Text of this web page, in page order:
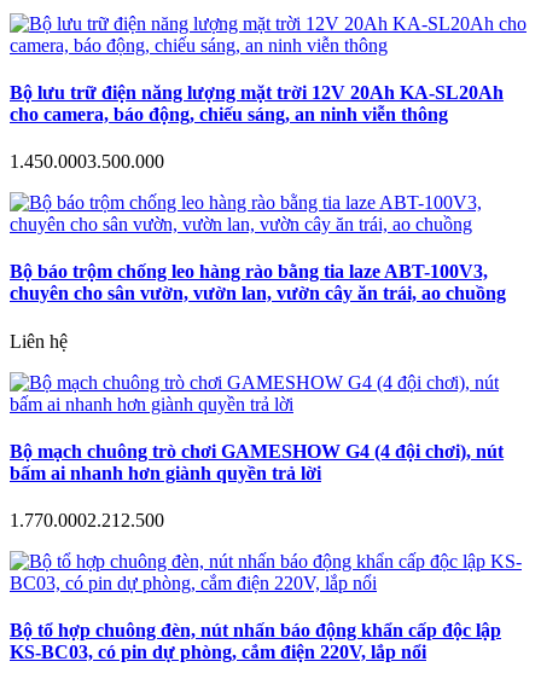
Bộ lưu trữ điện năng lượng mặt trời 12V 20Ah KA-SL20Ah
cho camera, báo động, chiếu sáng, an ninh viễn thông
1.450.0003.500.000
Bộ báo trộm chống leo hàng rào bằng tia laze ABT-100V3,
chuyên cho sân vườn, vườn lan, vườn cây ăn trái, ao chuồng
Liên hệ
Bộ mạch chuông trò chơi GAMESHOW G4 (4 đội chơi), nút
bấm ai nhanh hơn giành quyền trả lời
1.770.0002.212.500
Bộ tổ hợp chuông đèn, nút nhấn báo động khẩn cấp độc lập
KS-BC03, có pin dự phòng, cắm điện 220V, lắp nổi